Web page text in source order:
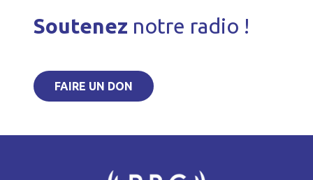
Soutenez notre radio !
FAIRE UN DON